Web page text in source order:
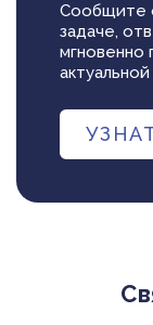
Сообщите
задаче,
мгновенно